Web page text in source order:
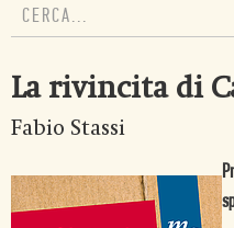
La rivincita di
Fabio Stassi